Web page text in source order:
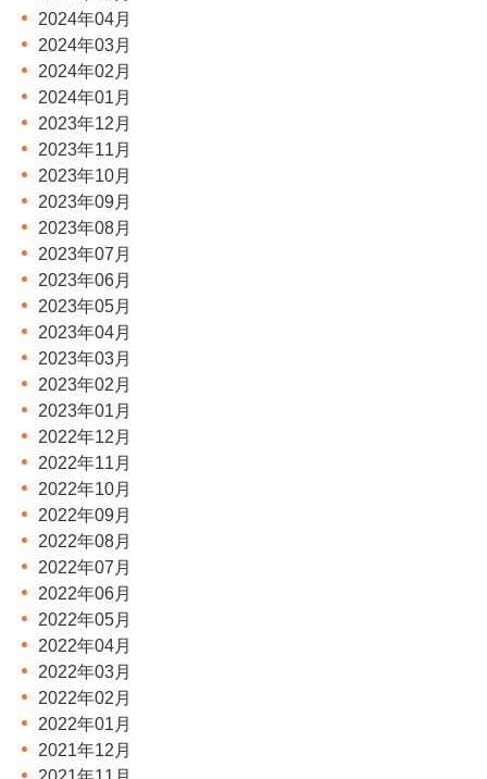
2024年04月
2024年03月
2024年02月
2024年01月
2023年12月
2023年11月
2023年10月
2023年09月
2023年08月
2023年07月
2023年06月
2023年05月
2023年04月
2023年03月
2023年02月
2023年01月
2022年12月
2022年11月
2022年10月
2022年09月
2022年08月
2022年07月
2022年06月
2022年05月
2022年04月
2022年03月
2022年02月
2022年01月
2021年12月